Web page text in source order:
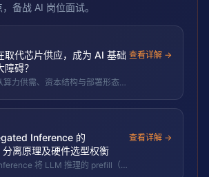
备战 AI 岗位面试。
取代芯片供应，成为 AI 基础
碍？
算力供需、资本结构与部署形态三
查看详解 →
Inference 的
离原理及硬件选型权衡
将 LLM 推理的 prefill（计
查看详解 →